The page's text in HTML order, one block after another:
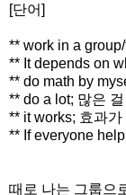
[단어]
** work in a
** It depends on
** do math by
** do a lot; 많은
** it works; 효과가
** If everyone
때로 나는 그룹으